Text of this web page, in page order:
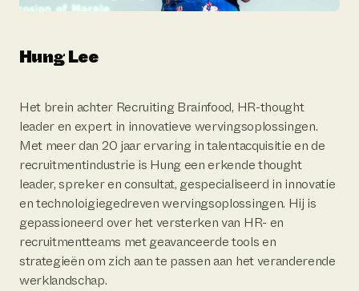
Hung Lee
Het brein achter Recruiting Brainfood, HR-thought
leader en expert in innovatieve wervingsoplossingen.
Met meer dan 20 jaar ervaring in talentacquisitie en de
recruitmentindustrie is Hung een erkende thought
leader, spreker en consultat, gespecialiseerd in innovatie
en technoloigiegedreven wervingsoplossingen. Hij is
gepassioneerd over het versterken van HR- en
recruitmentteams met geavanceerde tools en
strategieën om zich aan te passen aan het veranderende
werklandschap.